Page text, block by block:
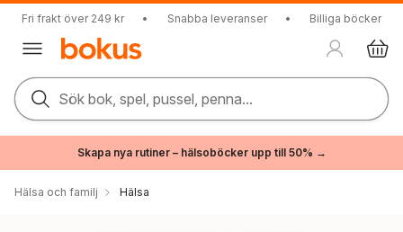
Fri frakt över 249 kr • Snabba leveranser • Billiga böcker
Sök bok, spel, pussel, penna...
Skapa nya rutiner – hälsoböcker upp till 50% →
Hälsa och familj Hälsa